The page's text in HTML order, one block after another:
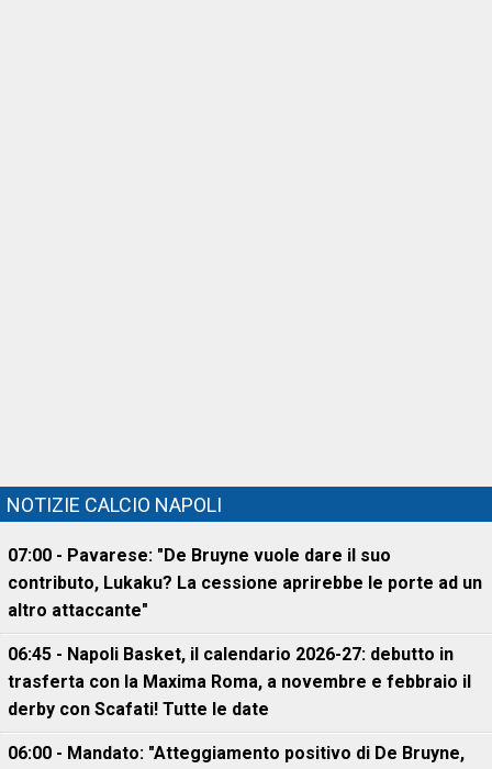
NOTIZIE CALCIO NAPOLI
07:00 - Pavarese: "De Bruyne vuole dare il suo
contributo, Lukaku? La cessione aprirebbe le porte ad un
altro attaccante"
06:45 - Napoli Basket, il calendario 2026-27: debutto in
trasferta con la Maxima Roma, a novembre e febbraio il
derby con Scafati! Tutte le date
06:00 - Mandato: "Atteggiamento positivo di De Bruyne,